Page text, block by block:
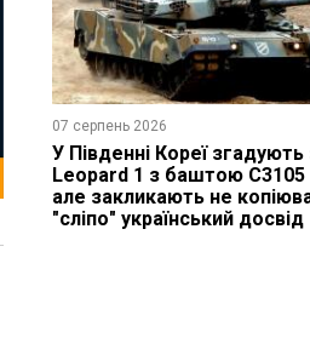
07 серпень 2026
У Південні Кореї згадують
Leopard 1 з баштою C3105
але закликають не
"сліпо" український досвід